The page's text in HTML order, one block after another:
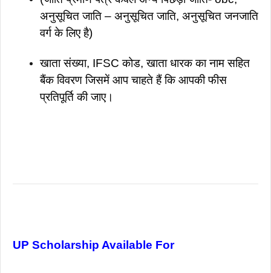
अनुसूचित जाति – अनुसूचित जाति, अनुसूचित जनजाति
वर्ग के लिए है)
खाता संख्या, IFSC कोड, खाता धारक का नाम सहित
बैंक विवरण जिसमें आप चाहते हैं कि आपकी फीस
प्रतिपूर्ति की जाए।
UP Scholarship Available For